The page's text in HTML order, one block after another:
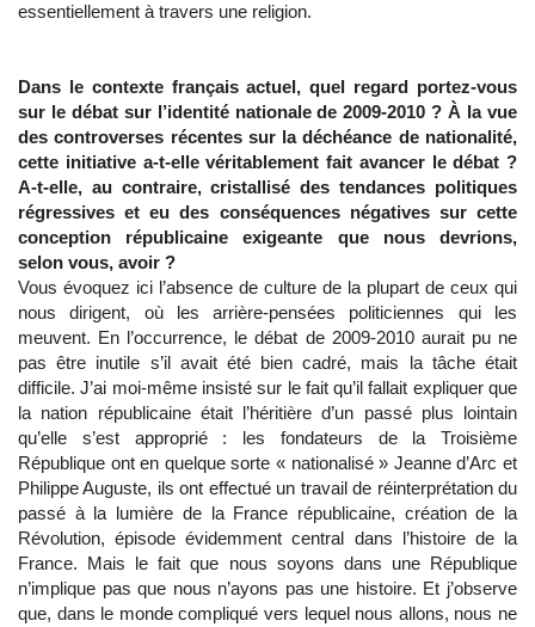
essentiellement à travers une religion.
Dans le contexte français actuel, quel regard portez-vous
sur le débat sur l’identité nationale de 2009-2010 ? À la vue
des controverses récentes sur la déchéance de nationalité,
cette initiative a-t-elle véritablement fait avancer le débat ?
A-t-elle, au contraire, cristallisé des tendances politiques
régressives et eu des conséquences négatives sur cette
conception républicaine exigeante que nous devrions,
selon vous, avoir ?
Vous évoquez ici l’absence de culture de la plupart de ceux qui
nous dirigent, où les arrière-pensées politiciennes qui les
meuvent. En l’occurrence, le débat de 2009-2010 aurait pu ne
pas être inutile s’il avait été bien cadré, mais la tâche était
difficile. J’ai moi-même insisté sur le fait qu’il fallait expliquer que
la nation républicaine était l’héritière d’un passé plus lointain
qu’elle s’est approprié : les fondateurs de la Troisième
République ont en quelque sorte « nationalisé » Jeanne d’Arc et
Philippe Auguste, ils ont effectué un travail de réinterprétation du
passé à la lumière de la France républicaine, création de la
Révolution, épisode évidemment central dans l’histoire de la
France. Mais le fait que nous soyons dans une République
n’implique pas que nous n’ayons pas une histoire. Et j’observe
que, dans le monde compliqué vers lequel nous allons, nous ne